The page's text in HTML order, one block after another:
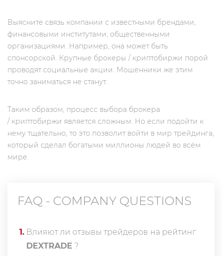
Выясните связь компании с известными брендами,
финансовыми институтами, общественными
организациями. Например, она может быть
спонсорской. Крупные брокеры / криптобиржи порой
проводят социальные акции. Мошенники же этим
точно заниматься не станут.
Таким образом, процесс выбора брокера
/ криптобиржи является сложным. Но если подойти к
нему тщательно, то это позволит войти в мир трейдинга,
который сделал богатыми миллионы людей во всём
мире.
FAQ - COMPANY QUESTIONS
1. Влияют ли отзывы трейдеров на рейтинг
DEXTRADE ?